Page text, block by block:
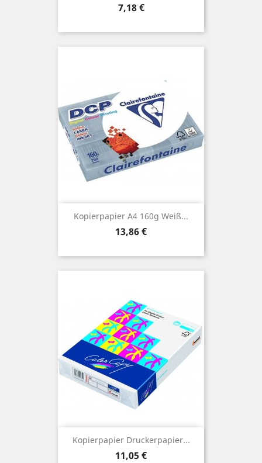
Preis
7,18 €
Kopierpapier A4 160g Weiß...
Preis
13,86 €
Kopierpapier Druckerpapier...
Preis
11,05 €